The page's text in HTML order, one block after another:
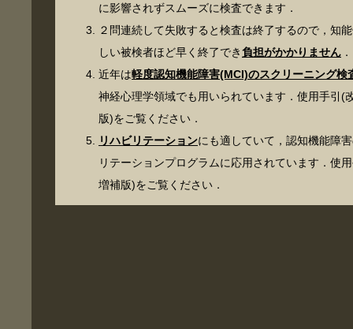
に影響されずスムーズに検査できます．
２問連続して失敗すると検査は終了するので，知
しい被検者ほど早く終了でき負担がかかりません ．
近年は軽度認知機能障害(MCI)のスクリーニング検
神経心理学領域でも用いられています．使用手引(
版)をご覧ください．
リハビリテーションにも適していて，認知機能障
リテーションプログラムに応用されています．使
増補版)をご覧ください．